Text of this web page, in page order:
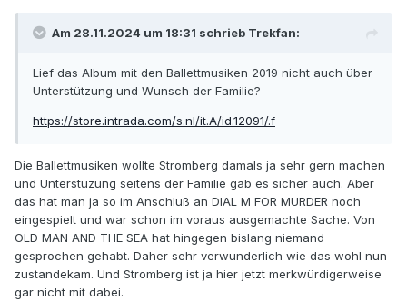
Am 28.11.2024 um 18:31 schrieb Trekfan:
Lief das Album mit den Ballettmusiken 2019 nicht auch über
Unterstützung und Wunsch der Familie?
https://store.intrada.com/s.nl/it.A/id.12091/.f
Die Ballettmusiken wollte Stromberg damals ja sehr gern machen
und Unterstüzung seitens der Familie gab es sicher auch. Aber
das hat man ja so im Anschluß an DIAL M FOR MURDER noch
eingespielt und war schon im voraus ausgemachte Sache. Von
OLD MAN AND THE SEA hat hingegen bislang niemand
gesprochen gehabt. Daher sehr verwunderlich wie das wohl nun
zustandekam. Und Stromberg ist ja hier jetzt merkwürdigerweise
gar nicht mit dabei.